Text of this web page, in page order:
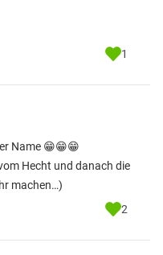
1
Name 😁😁😁
Hecht und danach die
machen…)
2